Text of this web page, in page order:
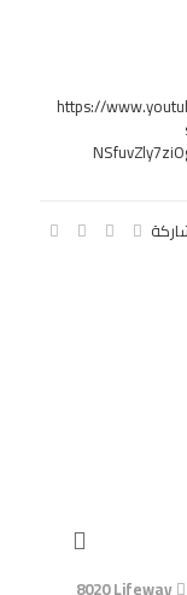
https://
8020 Lifeway